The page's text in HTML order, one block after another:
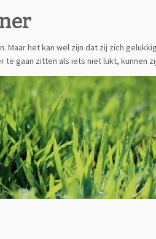
het kan wel zijn dat zij zich
gaan zitten als iets niet lukt, kunnen